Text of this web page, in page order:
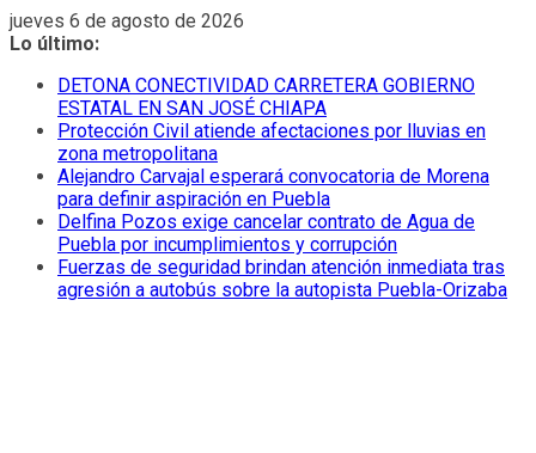
Saltar
al
jueves 6 de agosto de 2026
Lo último:
DETONA CONECTIVIDAD CARRETERA GOBIERNO
ESTATAL EN SAN JOSÉ CHIAPA
Protección Civil atiende afectaciones por lluvias en
zona metropolitana
Alejandro Carvajal esperará convocatoria de Morena
para definir aspiración en Puebla
Delfina Pozos exige cancelar contrato de Agua de
Puebla por incumplimientos y corrupción
Fuerzas de seguridad brindan atención inmediata tras
agresión a autobús sobre la autopista Puebla-Orizaba